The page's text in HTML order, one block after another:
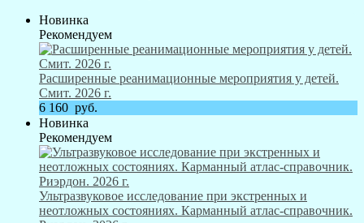
Новинка
Рекомендуем
Расширенные реанимационные мероприятия у детей.
Смит. 2026 г.
6 160 руб.
Новинка
Рекомендуем
Ультразвуковое исследование при экстренных и
неотложных состояниях. Карманный атлас-справочник.